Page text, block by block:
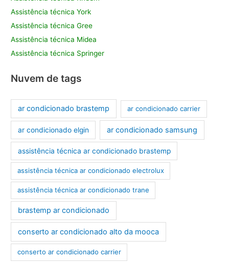
Assistência técnica York
Assistência técnica Gree
Assistência técnica Midea
Assistência técnica Springer
Nuvem de tags
ar condicionado brastemp ar condicionado carrier
ar condicionado elgin ar condicionado samsung
assistência técnica ar condicionado brastemp
assistência técnica ar condicionado electrolux
assistência técnica ar condicionado trane
brastemp ar condicionado
conserto ar condicionado alto da mooca
conserto ar condicionado carrier